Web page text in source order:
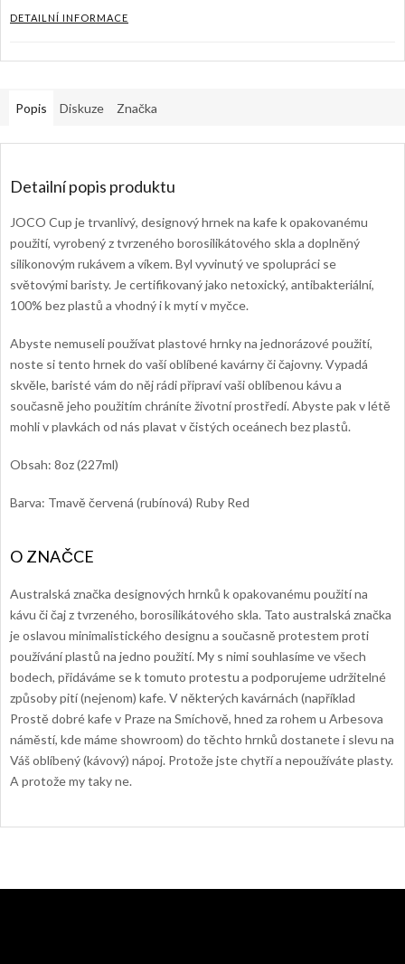
DETAILNÍ INFORMACE
Popis Diskuze Značka
Detailní popis produktu
JOCO Cup je trvanlivý, designový hrnek na kafe k opakovanému
použití, vyrobený z tvrzeného borosilikátového skla a doplněný
silikonovým rukávem a víkem. Byl vyvinutý ve spolupráci se
světovými baristy. Je certifikovaný jako netoxický, antibakteriální,
100% bez plastů a vhodný i k mytí v myčce.
Abyste nemuseli používat plastové hrnky na jednorázové použití,
noste si tento hrnek do vaší oblíbené kavárny či čajovny. Vypadá
skvěle, baristé vám do něj rádi připraví vaši oblíbenou kávu a
současně jeho použitím chráníte životní prostředí. Abyste pak v létě
mohli v plavkách od nás plavat v čistých oceánech bez plastů.
Obsah: 8oz (227ml)
Barva: Tmavě červená (rubínová) Ruby Red
Australská značka designových hrnků k opakovanému použití na
kávu či čaj z tvrzeného, borosilikátového skla. Tato australská značka
je oslavou minimalistického designu a současně protestem proti
používání plastů na jedno použití. My s nimi souhlasíme ve všech
bodech, přidáváme se k tomuto protestu a podporujeme udržitelné
způsoby pití (nejenom) kafe. V některých kavárnách (například
Prostě dobré kafe v Praze na Smíchově, hned za rohem u Arbesova
náměstí, kde máme showroom) do těchto hrnků dostanete i slevu na
Váš oblíbený (kávový) nápoj. Protože jste chytří a nepoužíváte plasty.
A protože my taky ne.